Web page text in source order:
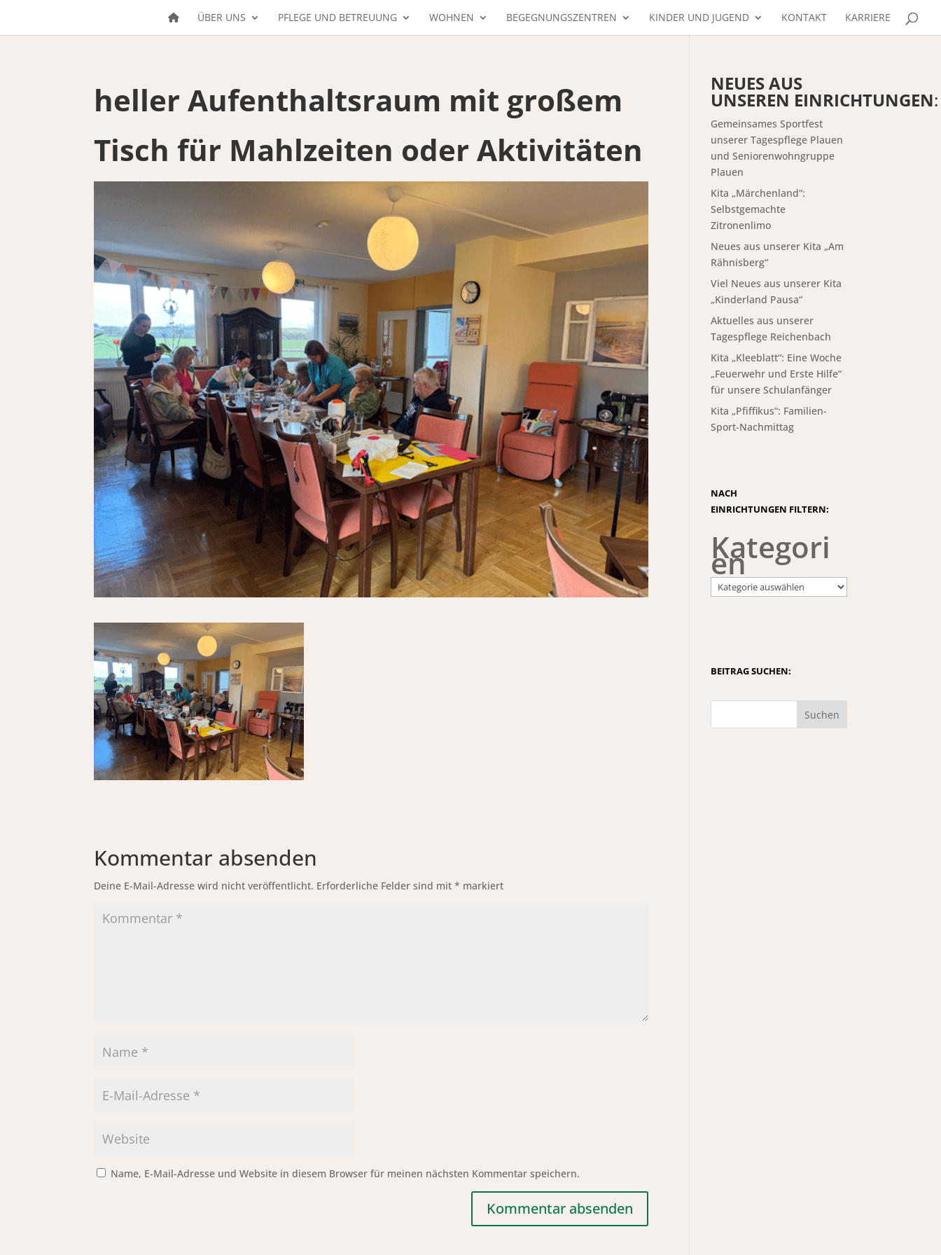
ÜBER UNS PFLEGE UND BETREUUNG WOHNEN BEGEGNUNGSZENTREN KINDER UND JUGEND KONTAKT KARRIERE
heller Aufenthaltsraum mit großem
Tisch für Mahlzeiten oder Aktivitäten
Kommentar absenden
Deine E-Mail-Adresse wird nicht veröffentlicht. Erforderliche Felder sind mit* markiert
Name, E-Mail-Adresse und Website in diesem Browser für meinen nächsten Kommentar speichern.
NEUES AUS
UNSEREN EINRICHTUNGEN:
Gemeinsames Sportfest
unserer Tagespflege Plauen
und Seniorenwohngruppe
Plauen
Kita „Märchenland“:
Selbstgemachte
Zitronenlimo
Neues aus unserer Kita „Am
Rähnisberg“
Viel Neues aus unserer Kita
„Kinderland Pausa“
Aktuelles aus unserer
Tagespflege Reichenbach
Kita „Kleeblatt“: Eine Woche
„Feuerwehr und Erste Hilfe“
für unsere Schulanfänger
Kita „Pfiffikus“: Familien-
Sport-Nachmittag
NACH
EINRICHTUNGEN FILTERN:
Kategori
en
BEITRAG SUCHEN:
Suchen